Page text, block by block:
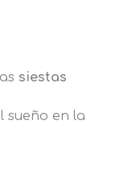
siestas
sueño en la